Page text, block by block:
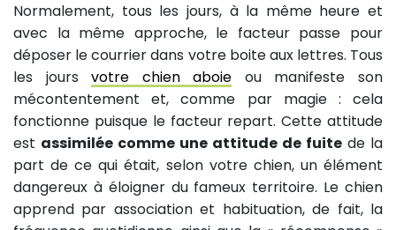
Normalement, tous les jours, à la même heure et
avec la même approche, le facteur passe pour
déposer le courrier dans votre boite aux lettres. Tous
les joursvotre chien aboie ou manifeste son
mécontentement et, comme par magie : cela
fonctionne puisque le facteur repart. Cette attitude
est assimilée comme une attitude de fuite de la
part de ce qui était, selon votre chien, un élément
dangereux à éloigner du fameux territoire. Le chien
apprend par association et habituation, de fait, la